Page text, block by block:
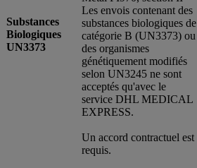
Substances
Biologiques
UN3373
Les envois contenant des
substances biologiques de
catégorie B (UN3373) ou
des organismes
génétiquement modifiés
selon UN3245 ne sont
acceptés qu'avec le
service DHL MEDICAL
EXPRESS.
Un accord contractuel est
requis.